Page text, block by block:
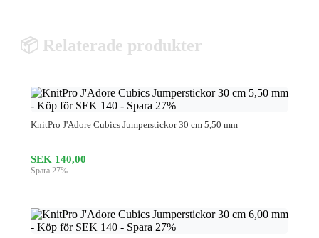
📦 Relaterade produkter
KnitPro J'Adore Cubics Jumperstickor 30 cm 5,50 mm
SEK 140,00
Spara 27%